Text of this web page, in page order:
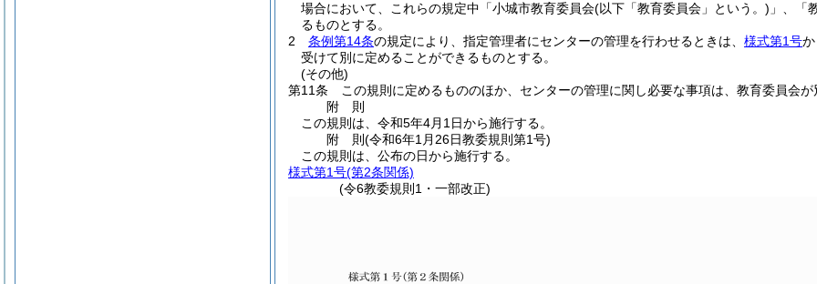
場合において、これらの規定中「小城市教育委員会(以下「教育委員会」という。) 」、「
るものとする。
2
条例第14条の規定により、指定管理者にセンターの管理を行わせるときは、 様式第1号か
受けて別に定めることができるものとする。
(その他)
第11条
この規則に定めるもののほか、センターの管理に関し必要な事項は、教育委員会が
附 則
この規則は、令和5年4月1日から施行する。
附 則(令和6年1月26日教委規則第1号)
この規則は、公布の日から施行する。
様式第1号(第2条関係)
(令6教委規則1・一部改正)